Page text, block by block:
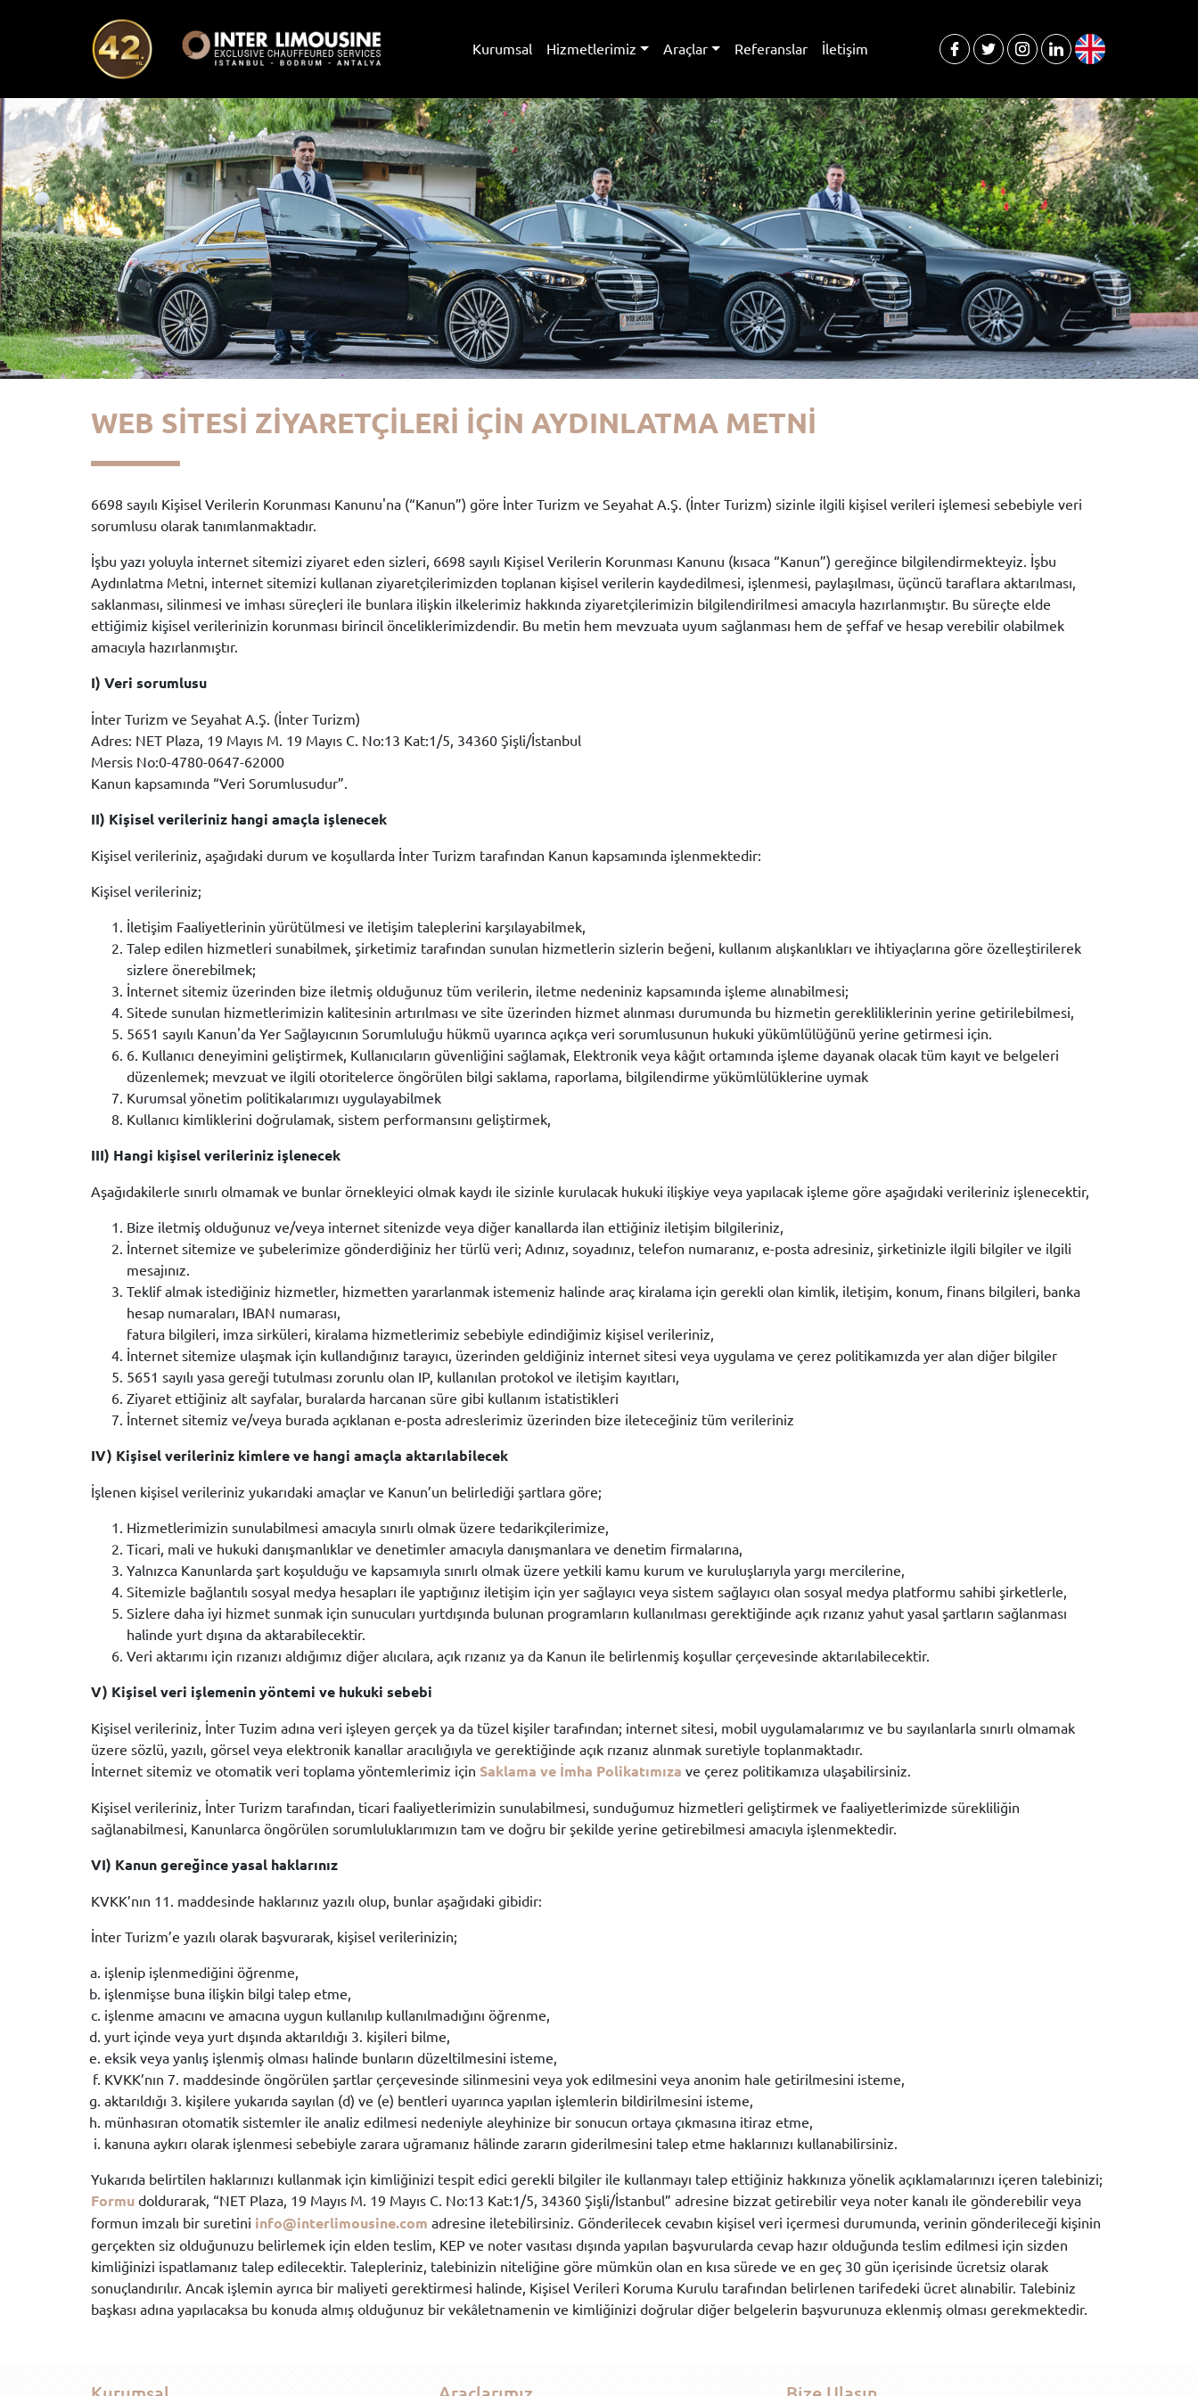
Kurumsal Hizmetlerimiz Araçlar Referanslar İletişim
WEB SİTESİ ZİYARETÇİLERİ İÇİN AYDINLATMA METNİ
6698 sayılı Kişisel Verilerin Korunması Kanunu'na (“Kanun”) göre İnter Turizm ve Seyahat A.Ş. (İnter Turizm) sizinle ilgili kişisel verileri işlemesi sebebiyle veri
sorumlusu olarak tanımlanmaktadır.
İşbu yazı yoluyla internet sitemizi ziyaret eden sizleri, 6698 sayılı Kişisel Verilerin Korunması Kanunu (kısaca “Kanun”) gereğince bilgilendirmekteyiz. İşbu
Aydınlatma Metni, internet sitemizi kullanan ziyaretçilerimizden toplanan kişisel verilerin kaydedilmesi, işlenmesi, paylaşılması, üçüncü taraflara aktarılması,
saklanması, silinmesi ve imhası süreçleri ile bunlara ilişkin ilkelerimiz hakkında ziyaretçilerimizin bilgilendirilmesi amacıyla hazırlanmıştır. Bu süreçte elde
ettiğimiz kişisel verilerinizin korunması birincil önceliklerimizdendir. Bu metin hem mevzuata uyum sağlanması hem de şeffaf ve hesap verebilir olabilmek
amacıyla hazırlanmıştır.
I) Veri sorumlusu
İnter Turizm ve Seyahat A.Ş. (İnter Turizm)
Adres: NET Plaza, 19 Mayıs M. 19 Mayıs C. No:13 Kat:1/5, 34360 Şişli/İstanbul
Mersis No:0-4780-0647-62000
Kanun kapsamında “Veri Sorumlusudur”.
II) Kişisel verileriniz hangi amaçla işlenecek
Kişisel verileriniz, aşağıdaki durum ve koşullarda İnter Turizm tarafından Kanun kapsamında işlenmektedir:
Kişisel verileriniz;
İletişim Faaliyetlerinin yürütülmesi ve iletişim taleplerini karşılayabilmek,
Talep edilen hizmetleri sunabilmek, şirketimiz tarafından sunulan hizmetlerin sizlerin beğeni, kullanım alışkanlıkları ve ihtiyaçlarına göre özelleştirilerek
sizlere önerebilmek;
İnternet sitemiz üzerinden bize iletmiş olduğunuz tüm verilerin, iletme nedeniniz kapsamında işleme alınabilmesi;
Sitede sunulan hizmetlerimizin kalitesinin artırılması ve site üzerinden hizmet alınması durumunda bu hizmetin gerekliliklerinin yerine getirilebilmesi,
5651 sayılı Kanun'da Yer Sağlayıcının Sorumluluğu hükmü uyarınca açıkça veri sorumlusunun hukuki yükümlülüğünü yerine getirmesi için.
6. Kullanıcı deneyimini geliştirmek, Kullanıcıların güvenliğini sağlamak, Elektronik veya kâğıt ortamında işleme dayanak olacak tüm kayıt ve belgeleri
düzenlemek; mevzuat ve ilgili otoritelerce öngörülen bilgi saklama, raporlama, bilgilendirme yükümlülüklerine uymak
Kurumsal yönetim politikalarımızı uygulayabilmek
Kullanıcı kimliklerini doğrulamak, sistem performansını geliştirmek,
III) Hangi kişisel verileriniz işlenecek
Aşağıdakilerle sınırlı olmamak ve bunlar örnekleyici olmak kaydı ile sizinle kurulacak hukuki ilişkiye veya yapılacak işleme göre aşağıdaki verileriniz işlenecektir,
Bize iletmiş olduğunuz ve/veya internet sitenizde veya diğer kanallarda ilan ettiğiniz iletişim bilgileriniz,
İnternet sitemize ve şubelerimize gönderdiğiniz her türlü veri; Adınız, soyadınız, telefon numaranız, e-posta adresiniz, şirketinizle ilgili bilgiler ve ilgili
mesajınız.
Teklif almak istediğiniz hizmetler, hizmetten yararlanmak istemeniz halinde araç kiralama için gerekli olan kimlik, iletişim, konum, finans bilgileri, banka
hesap numaraları, IBAN numarası,
fatura bilgileri, imza sirküleri, kiralama hizmetlerimiz sebebiyle edindiğimiz kişisel verileriniz,
İnternet sitemize ulaşmak için kullandığınız tarayıcı, üzerinden geldiğiniz internet sitesi veya uygulama ve çerez politikamızda yer alan diğer bilgiler
5651 sayılı yasa gereği tutulması zorunlu olan IP, kullanılan protokol ve iletişim kayıtları,
Ziyaret ettiğiniz alt sayfalar, buralarda harcanan süre gibi kullanım istatistikleri
İnternet sitemiz ve/veya burada açıklanan e-posta adreslerimiz üzerinden bize ileteceğiniz tüm verileriniz
IV) Kişisel verileriniz kimlere ve hangi amaçla aktarılabilecek
İşlenen kişisel verileriniz yukarıdaki amaçlar ve Kanun’un belirlediği şartlara göre;
Hizmetlerimizin sunulabilmesi amacıyla sınırlı olmak üzere tedarikçilerimize,
Ticari, mali ve hukuki danışmanlıklar ve denetimler amacıyla danışmanlara ve denetim firmalarına,
Yalnızca Kanunlarda şart koşulduğu ve kapsamıyla sınırlı olmak üzere yetkili kamu kurum ve kuruluşlarıyla yargı mercilerine,
Sitemizle bağlantılı sosyal medya hesapları ile yaptığınız iletişim için yer sağlayıcı veya sistem sağlayıcı olan sosyal medya platformu sahibi şirketlerle,
Sizlere daha iyi hizmet sunmak için sunucuları yurtdışında bulunan programların kullanılması gerektiğinde açık rızanız yahut yasal şartların sağlanması
halinde yurt dışına da aktarabilecektir.
Veri aktarımı için rızanızı aldığımız diğer alıcılara, açık rızanız ya da Kanun ile belirlenmiş koşullar çerçevesinde aktarılabilecektir.
V) Kişisel veri işlemenin yöntemi ve hukuki sebebi
Kişisel verileriniz, İnter Tuzim adına veri işleyen gerçek ya da tüzel kişiler tarafından; internet sitesi, mobil uygulamalarımız ve bu sayılanlarla sınırlı olmamak
üzere sözlü, yazılı, görsel veya elektronik kanallar aracılığıyla ve gerektiğinde açık rızanız alınmak suretiyle toplanmaktadır.
İnternet sitemiz ve otomatik veri toplama yöntemlerimiz için Saklama ve İmha Polikatımıza ve çerez politikamıza ulaşabilirsiniz.
Kişisel verileriniz, İnter Turizm tarafından, ticari faaliyetlerimizin sunulabilmesi, sunduğumuz hizmetleri geliştirmek ve faaliyetlerimizde sürekliliğin
sağlanabilmesi, Kanunlarca öngörülen sorumluluklarımızın tam ve doğru bir şekilde yerine getirebilmesi amacıyla işlenmektedir.
VI) Kanun gereğince yasal haklarınız
KVKK’nın 11. maddesinde haklarınız yazılı olup, bunlar aşağıdaki gibidir:
İnter Turizm’e yazılı olarak başvurarak, kişisel verilerinizin;
işlenip işlenmediğini öğrenme,
işlenmişse buna ilişkin bilgi talep etme,
işlenme amacını ve amacına uygun kullanılıp kullanılmadığını öğrenme,
yurt içinde veya yurt dışında aktarıldığı 3. kişileri bilme,
eksik veya yanlış işlenmiş olması halinde bunların düzeltilmesini isteme,
KVKK’nın 7. maddesinde öngörülen şartlar çerçevesinde silinmesini veya yok edilmesini veya anonim hale getirilmesini isteme,
aktarıldığı 3. kişilere yukarıda sayılan (d) ve (e) bentleri uyarınca yapılan işlemlerin bildirilmesini isteme,
münhasıran otomatik sistemler ile analiz edilmesi nedeniyle aleyhinize bir sonucun ortaya çıkmasına itiraz etme,
kanuna aykırı olarak işlenmesi sebebiyle zarara uğramanız hâlinde zararın giderilmesini talep etme haklarınızı kullanabilirsiniz.
Yukarıda belirtilen haklarınızı kullanmak için kimliğinizi tespit edici gerekli bilgiler ile kullanmayı talep ettiğiniz hakkınıza yönelik açıklamalarınızı içeren talebinizi;
Formu doldurarak, “NET Plaza, 19 Mayıs M. 19 Mayıs C. No:13 Kat:1/5, 34360 Şişli/İstanbul” adresine bizzat getirebilir veya noter kanalı ile gönderebilir veya
formun imzalı bir suretini info@interlimousine.com adresine iletebilirsiniz. Gönderilecek cevabın kişisel veri içermesi durumunda, verinin gönderileceği kişinin
gerçekten siz olduğunuzu belirlemek için elden teslim, KEP ve noter vasıtası dışında yapılan başvurularda cevap hazır olduğunda teslim edilmesi için sizden
kimliğinizi ispatlamanız talep edilecektir. Talepleriniz, talebinizin niteliğine göre mümkün olan en kısa sürede ve en geç 30 gün içerisinde ücretsiz olarak
sonuçlandırılır. Ancak işlemin ayrıca bir maliyeti gerektirmesi halinde, Kişisel Verileri Koruma Kurulu tarafından belirlenen tarifedeki ücret alınabilir. Talebiniz
başkası adına yapılacaksa bu konuda almış olduğunuz bir vekâletnamenin ve kimliğinizi doğrular diğer belgelerin başvurunuza eklenmiş olması gerekmektedir.